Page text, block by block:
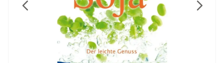
Next
Previous